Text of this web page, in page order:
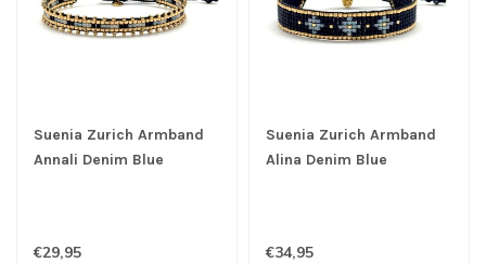
Suenia Zurich Armband
Annali Denim Blue
€29,95
Suenia Zurich Armband
Alina Denim Blue
€34,95